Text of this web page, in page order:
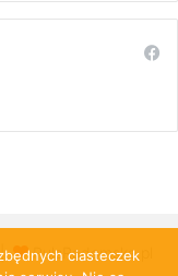
| PulsRadomska.pl
ciasteczek